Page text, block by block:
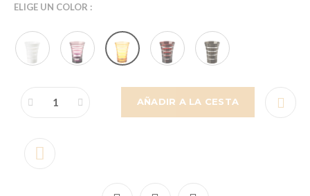
ELIGE UN COLOR :
AÑADIR A LA CESTA